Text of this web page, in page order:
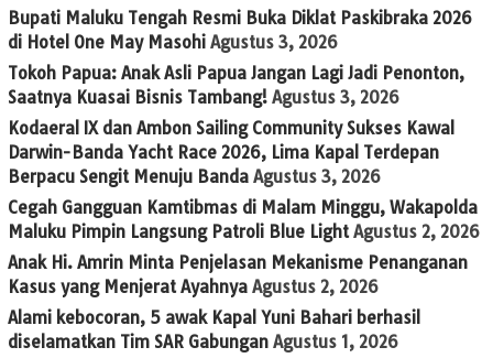
Bupati Maluku Tengah Resmi Buka Diklat Paskibraka 2026
di Hotel One May Masohi Agustus 3, 2026
Tokoh Papua: Anak Asli Papua Jangan Lagi Jadi Penonton,
Saatnya Kuasai Bisnis Tambang! Agustus 3, 2026
Kodaeral IX dan Ambon Sailing Community Sukses Kawal
Darwin-Banda Yacht Race 2026, Lima Kapal Terdepan
Berpacu Sengit Menuju Banda Agustus 3, 2026
Cegah Gangguan Kamtibmas di Malam Minggu, Wakapolda
Maluku Pimpin Langsung Patroli Blue Light Agustus 2, 2026
Anak Hi. Amrin Minta Penjelasan Mekanisme Penanganan
Kasus yang Menjerat Ayahnya Agustus 2, 2026
Alami kebocoran, 5 awak Kapal Yuni Bahari berhasil
diselamatkan Tim SAR Gabungan Agustus 1, 2026